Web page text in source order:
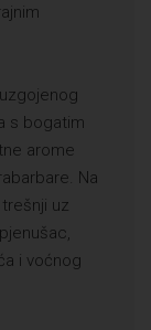
s bogatim
arome
Na
uz
i voćnog